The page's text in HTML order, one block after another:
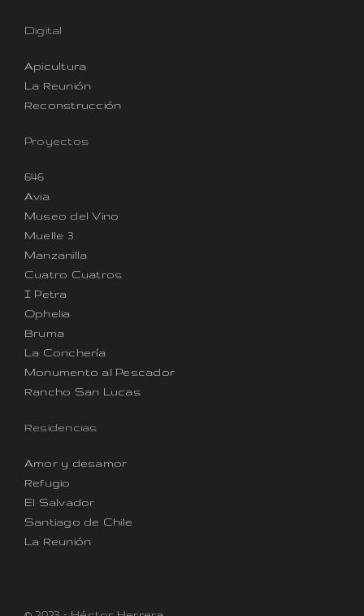
Digital
Apicultura
La Reunión
Reconstrucción
Proyectos
646
Avia
Museo del Vino
Muelle 3
Manzanilla
Cuatro Cuatros
I Petra
Ophelia
Bruma
La Conchería
Monumento al Pescador
Rancho San Lucas
Residencias
Amor y desamor
Refugio
El Salvador
Santiago de Chile
La Reunión